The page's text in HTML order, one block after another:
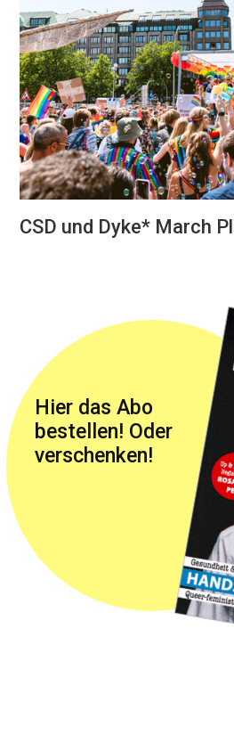
CSD und Dyke* March
Hier das Abo
bestellen! Oder
verschenken!